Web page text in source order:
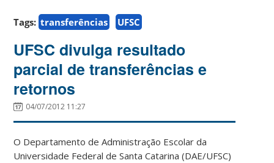
Tags: transferências UFSC
UFSC divulga resultado
parcial de transferências e
retornos
04/07/2012 11:27
O Departamento de Administração Escolar da
Universidade Federal de Santa Catarina (DAE/UFSC)